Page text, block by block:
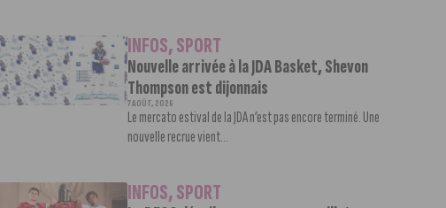
INFOS,SPORT
Nouvelle arrivée à la JDA Basket, Shevon
Thompson est dijonnais
7 AOÛT, 2026
Le mercato estival de la JDA n’est pas encore terminé. Une
nouvelle recrue vient...
INFOS,SPORT